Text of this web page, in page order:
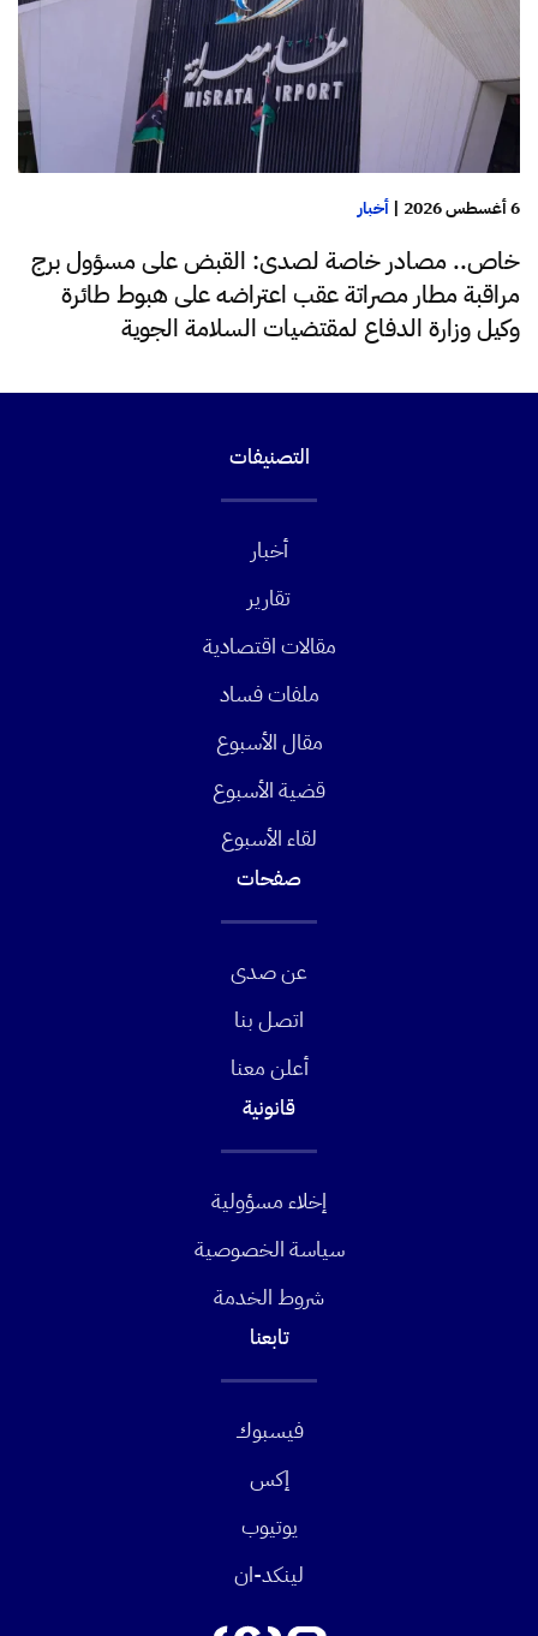
6 أغسطس 2026 | أخبار
خاص.. مصادر خاصة لصدى: القبض على مسؤول برج
مراقبة مطار مصراتة عقب اعتراضه على هبوط طائرة
وكيل وزارة الدفاع لمقتضيات السلامة الجوية
التصنيفات
أخبار
تقارير
مقالات اقتصادية
ملفات فساد
مقال الأسبوع
قضية الأسبوع
لقاء الأسبوع
صفحات
عن صدى
اتصل بنا
أعلن معنا
قانونية
إخلاء مسؤولية
سياسة الخصوصية
شروط الخدمة
تابعنا
فيسبوك
إكس
يوتيوب
لينكد-ان